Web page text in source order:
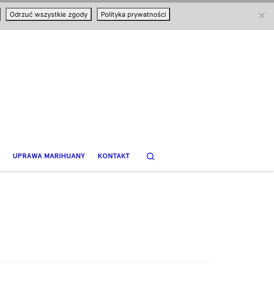
UPRAWA MARIHUANY KONTAKT
Odrzuć wszystkie zgody Polityka prywatności